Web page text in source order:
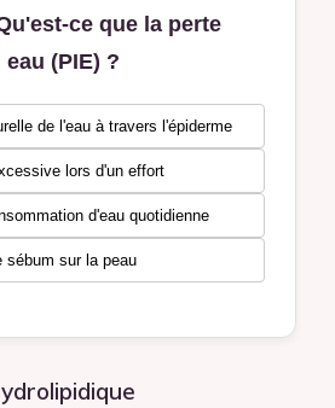
ce que la perte
(PIE) ?
de l'eau à travers l'épiderme
lors d'un effort
d'eau quotidienne
sébum sur la peau